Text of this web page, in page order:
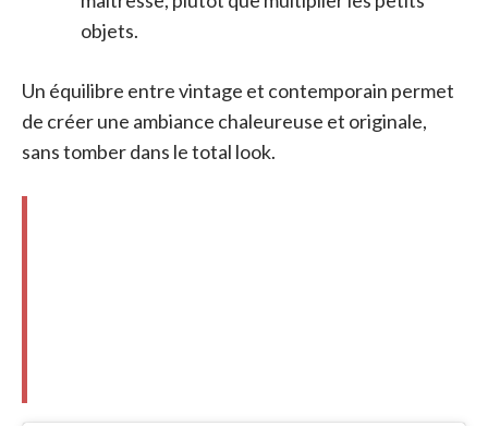
objets.
Un équilibre entre vintage et contemporain permet
de créer une ambiance chaleureuse et originale,
sans tomber dans le total look.